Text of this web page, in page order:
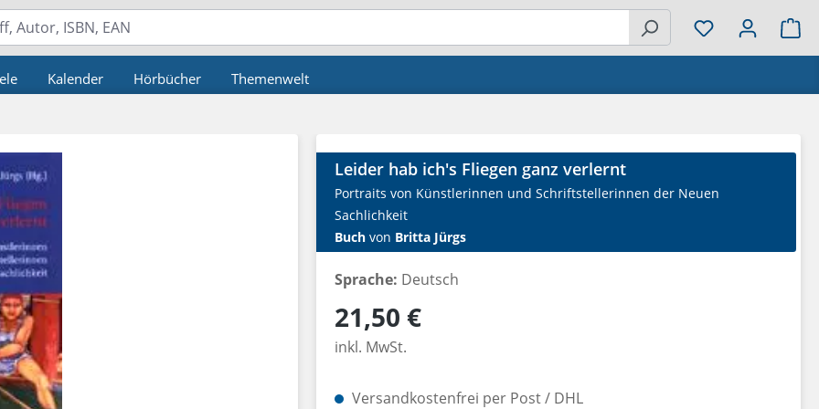
Kalender Hörbücher Themenwelt
Leider hab ich's Fliegen ganz verlernt
Portraits von Künstlerinnen und Schriftstellerinnen der Neuen
Sachlichkeit
Buch von Britta Jürgs
Sprache: Deutsch
Regulärer Preis:
21,50 €
inkl. MwSt.
Versandkostenfrei per Post / DHL